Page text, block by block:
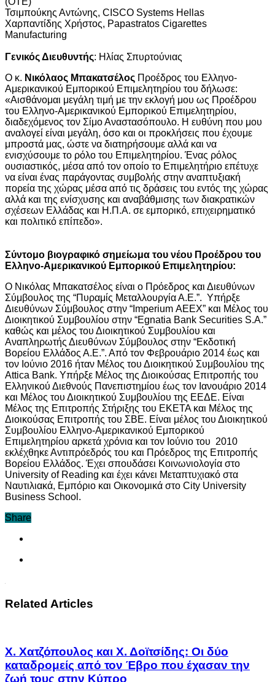
Τσιμπούκης Αντώνης, CISCO Systems Hellas
Χαρπαντίδης Χρήστος, Papastratos Cigarettes
Manufacturing
Γενικός Διευθυντής: Ηλίας Σπυρτούνιας
Ο κ. Νικόλαος Μπακατσέλος Προέδρος του Ελληνο-
Αμερικανικού Εμπορικού Επιμελητηρίου του δήλωσε:
«Αισθάνομαι μεγάλη τιμή με την εκλογή μου ως Προέδρου
του Ελληνο-Αμερικανικού Εμπορικού Επιμελητηρίου,
διαδεχόμενος τον Σίμο Αναστασόπουλο. Η ευθύνη που μου
αναλογεί είναι μεγάλη, όσο και οι προκλήσεις που έχουμε
μπροστά μας, ώστε να διατηρήσουμε αλλά και να
ενισχύσουμε το ρόλο του Επιμελητηρίου. Ένας ρόλος
ουσιαστικός, μέσα από τον οποίο το Επιμελητήριο επέτυχε
να είναι ένας παράγοντας συμβολής στην αναπτυξιακή
πορεία της χώρας μέσα από τις δράσεις του εντός της χώρας
αλλά και της ενίσχυσης και αναβάθμισης των διακρατικών
σχέσεων Ελλάδας και Η.Π.Α. σε εμπορικό, επιχειρηματικό
και πολιτικό επίπεδο».
Σύντομο βιογραφικό σημείωμα του νέου Προέδρου του
Ελληνο-Αμερικανικού Εμπορικού Επιμελητηρίου:
Ο Νικόλας Μπακατσέλος είναι ο Πρόεδρος και Διευθύνων
Σύμβουλος της “Πυραμίς Μεταλλουργία Α.Ε.”. Υπήρξε
Διευθύνων Σύμβουλος στην “Imperium ΑΕΕΧ” και Μέλος του
Διοικητικού Συμβουλίου στην “Egnatia Bank Securities S.A.”
καθώς και μέλος του Διοικητικού Συμβουλίου και
Αναπληρωτής Διευθύνων Σύμβουλος στην “Εκδοτική
Βορείου Ελλάδος Α.Ε.”. Από τον Φεβρουάριο 2014 έως και
τον Ιούνιο 2016 ήταν Μέλος του Διοικητικού Συμβουλίου της
Attica Bank. Υπήρξε Μέλος της Διοικούσας Επιτροπής του
Ελληνικού Διεθνούς Πανεπιστημίου έως τον Ιανουάριο 2014
και Μέλος του Διοικητικού Συμβουλίου της ΕΕΔΕ. Είναι
Μέλος της Επιτροπής Στήριξης του ΕΚΕΤΑ και Μέλος της
Διοικούσας Επιτροπής του ΣΒΕ. Είναι μέλος του Διοικητικού
Συμβουλίου Ελληνο-Αμερικανικού Εμπορικού
Επιμελητηρίου αρκετά χρόνια και τον Ιούνιο του 2010
εκλέχθηκε Αντιπρόεδρός του και Πρόεδρος της Επιτροπής
Βορείου Ελλάδος. Έχει σπουδάσει Κοινωνιολογία στο
University of Reading και έχει κάνει Μεταπτυχιακό στα
Ναυτιλιακά, Εμπόριο και Οικονομικά στο City University
Business School.
Share
Related Articles
Χ. Χατζόπουλος και Χ. Δοϊτσίδης: Οι δύο
καταδρομείς από τον Έβρο που έχασαν την
ζωή τους στην Κύπρο